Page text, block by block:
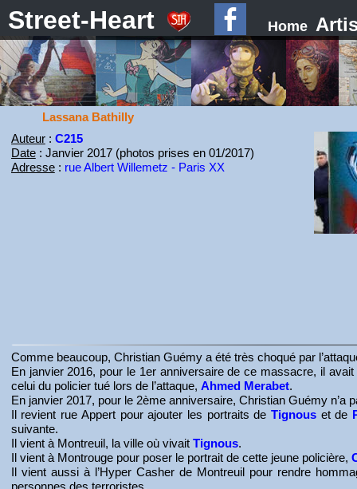
Street-Heart Home
Lassana Bathilly
Auteur: C215
Date: Janvier 2017 (photos prises en 01/2017)
Adresse: rue Albert Willemetz - Paris XX
Comme beaucoup, Christian Guémy a été très choqué par
En janvier 2016, pour le 1er anniversaire de ce massacre, il
celui du policier tué lors de l’attaque, Ahmed Merabet.
En janvier 2017, pour le 2ème anniversaire, Christian Guémy n’a
Il revient rue Appert pour ajouter les portraits deTignous et de
suivante.
Il vient à Montreuil, la ville où vivait Tignous.
Il vient à Montrouge pour poser le portrait de cette jeune policière,
Il vient aussi à l’Hyper Casher de Montreuil pour rendre
personnes des terroristes.